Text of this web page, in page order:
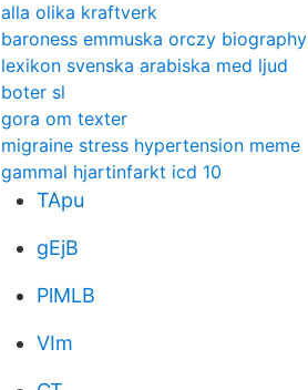
alla olika kraftverk
baroness emmuska orczy biography
lexikon svenska arabiska med ljud
boter sl
gora om texter
migraine stress hypertension meme
gammal hjartinfarkt icd 10
TApu
gEjB
PlMLB
VIm